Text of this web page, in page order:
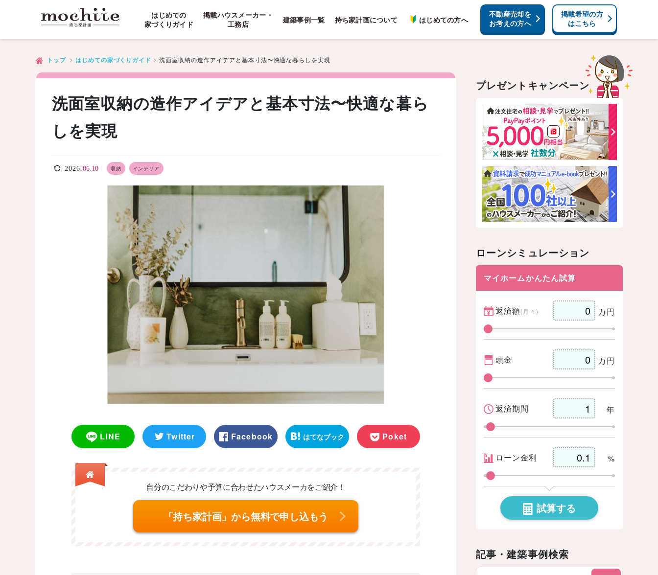
はじめての
家づくりガイド
掲載ハウスメーカー・
工務店
建築事例一覧 持ち家計画について はじめての方へ
不動産売却を
お考えの方へ
掲載希望の方
はこちら
トップ はじめての家づくりガイド 洗面室収納の造作アイデアと基本寸法〜快適な暮らしを実現
洗面室収納の造作アイデアと基本寸法〜快適な暮ら
しを実現
2026.06.10 収納 インテリア
LINE Twitter Facebook はてなブック Poket
自分のこだわりや予算に合わせたハウスメーカをご紹介！
「持ち家計画」から無料で申し込もう
プレゼントキャンペーン
ローンシミュレーション
マイホームかんたん試算
返済額(月々) 万円
頭金 万円
返済期間 年
ローン金利 %
試算する
記事・建築事例検索